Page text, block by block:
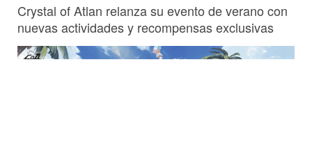
Crystal of Atlan relanza su evento de verano con
nuevas actividades y recompensas exclusivas